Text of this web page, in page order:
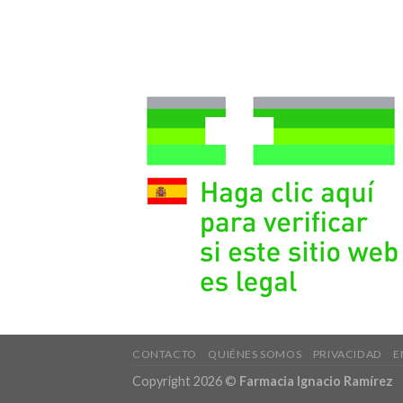
CONTACTO QUIÉNES SOMOS PRIVACIDAD
Copyright 2026 © Farmacia Ignacio Ramírez